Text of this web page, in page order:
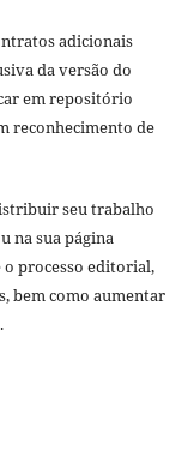
adicionais
da versão do
em repositório
reconhecimento de
seu trabalho
na sua página
processo editorial,
bem como aumentar